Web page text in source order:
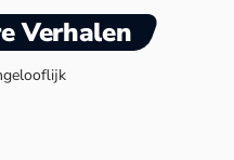
Verhalen